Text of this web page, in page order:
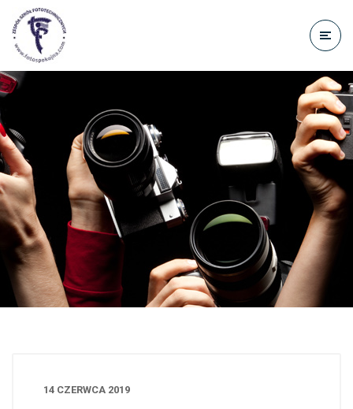
treści
14 CZERWCA 2019